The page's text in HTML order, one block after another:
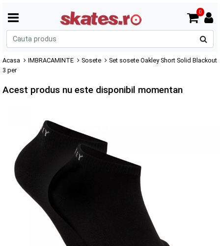
0
Acasa IMBRACAMINTE Sosete
Set sosete Oakley Short Solid Blackout
3 per
Acest produs nu este disponibil momentan